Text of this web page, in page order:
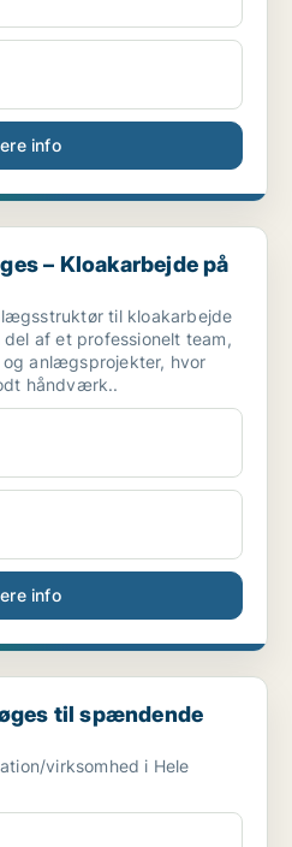
info
på Sjælland
– Kloakarbejde på
til kloakarbejde
af et professionelt team,
anlægsprojekter, hvor
håndværk..
info
opgaver
til spændende
virksomhed i Hele